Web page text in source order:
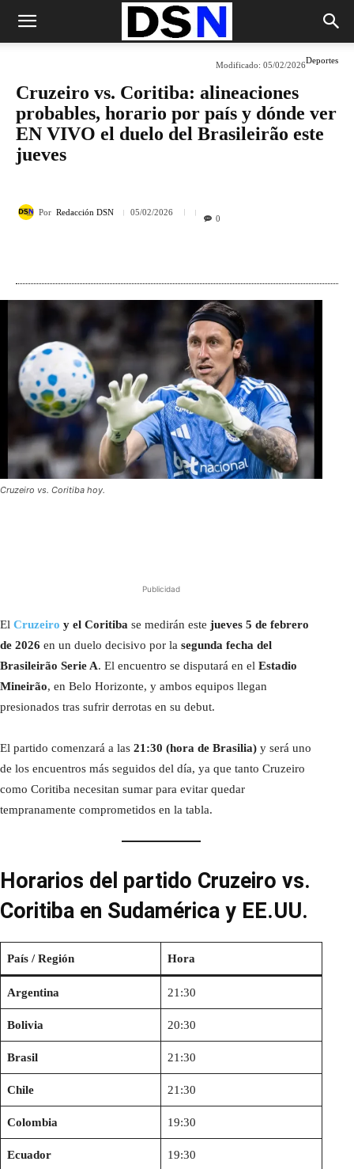
Deportes
Modificado: 05/02/2026
Cruzeiro vs. Coritiba: alineaciones
probables, horario por país y dónde ver
EN VIVO el duelo del Brasileirão este
jueves
Por Redacción DSN 05/02/2026
0
Cruzeiro vs. Coritiba hoy.
Publicidad
El Cruzeiro y el Coritiba se medirán este jueves 5 de febrero
de 2026 en un duelo decisivo por la segunda fecha del
Brasileirão Serie A. El encuentro se disputará en el Estadio
Mineirão, en Belo Horizonte, y ambos equipos llegan
presionados tras sufrir derrotas en su debut.
El partido comenzará a las 21:30 (hora de Brasilia) y será uno
de los encuentros más seguidos del día, ya que tanto Cruzeiro
como Coritiba necesitan sumar para evitar quedar
tempranamente comprometidos en la tabla.
Horarios del partido Cruzeiro vs.
Coritiba en Sudamérica y EE.UU.
País / Región Hora
Argentina 21:30
Bolivia 20:30
Brasil 21:30
Chile 21:30
Colombia 19:30
Ecuador 19:30